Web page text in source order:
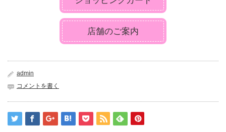
店舗のご案内
admin
コメントを書く